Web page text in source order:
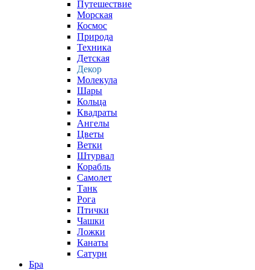
Путешествие
Морская
Космос
Природа
Техника
Детская
Декор
Молекула
Шары
Кольца
Квадраты
Ангелы
Цветы
Ветки
Штурвал
Корабль
Самолет
Танк
Рога
Птички
Чашки
Ложки
Канаты
Сатурн
Бра